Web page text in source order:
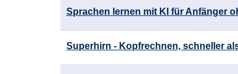
Sprachen lernen mit KI für Anfänger
Superhirn - Kopfrechnen, schneller